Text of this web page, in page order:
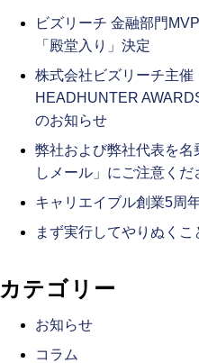
ビズリーチ 金融部門
「殿堂入り」決定
株式会社ビズリーチ主催
HEADHUNTER
のお知らせ
弊社および弊社代表を名
しメール」にご注意くだ
キャリエイブル創業5周
まず実行してやりぬくこ
カテゴリー
お知らせ
コラム